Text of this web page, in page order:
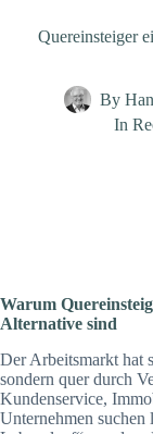
Quereinsteiger
By
In
Warum
Alternative sind
Der Arbeitsmarkt hat
sondern quer durch
Kundenservice,
Unternehmen suchen